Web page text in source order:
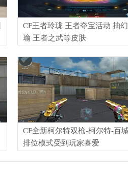
CF王者玲珑 王者夺宝活动 抽
瑜 王者之武等皮肤
CF全新柯尔特双枪-柯尔特-百
排位模式受到玩家喜爱